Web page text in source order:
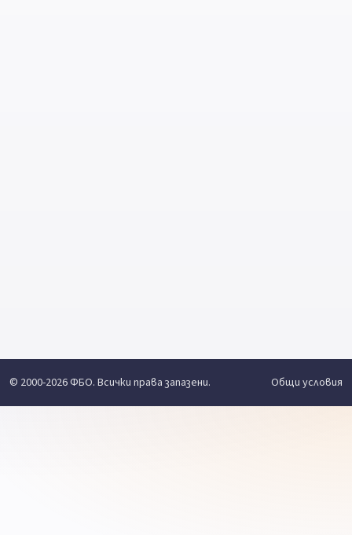
© 2000-2026 ФБО. Всички права запазени. Общи условия